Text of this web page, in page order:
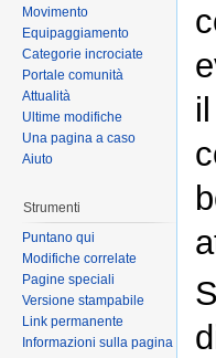
Movimento
Equipaggiamento
Categorie incrociate
Portale comunità
Attualità
Ultime modifiche
Una pagina a caso
Aiuto
Strumenti
Puntano qui
Modifiche correlate
Pagine speciali
Versione stampabile
Link permanente
Informazioni sulla pagina